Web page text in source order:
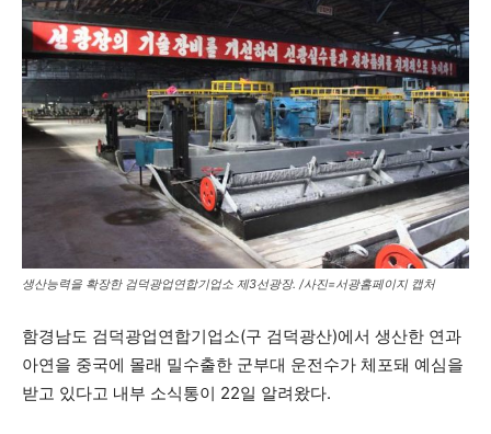
생산능력을 확장한 검덕광업연합기업소 제3선광장. /사진=서광홈페이지 캡처
함경남도 검덕광업연합기업소(구 검덕광산)에서 생산한 연과
아연을 중국에 몰래 밀수출한 군부대 운전수가 체포돼 예심을
받고 있다고 내부 소식통이 22일 알려왔다.